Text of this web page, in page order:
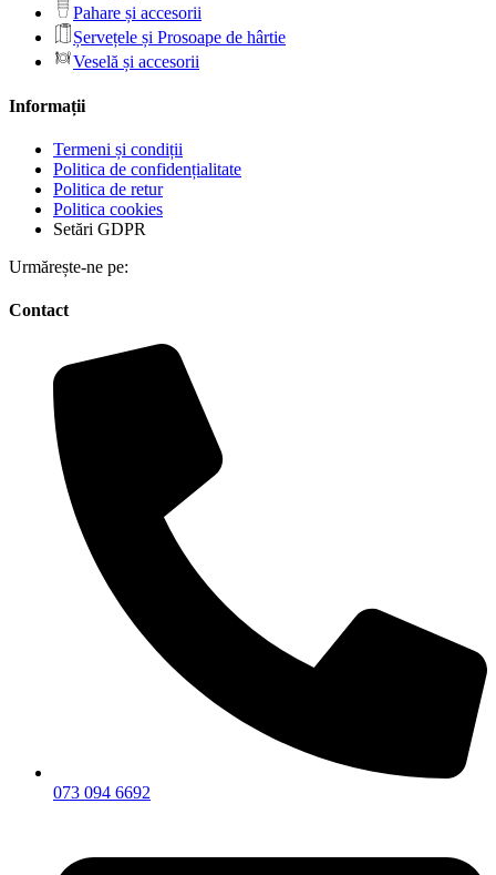
Pahare și accesorii
Șervețele și Prosoape de hârtie
Veselă și accesorii
Informații
Termeni și condiții
Politica de confidențialitate
Politica de retur
Politica cookies
Setări GDPR
Urmărește-ne pe:
Contact
073 094 6692